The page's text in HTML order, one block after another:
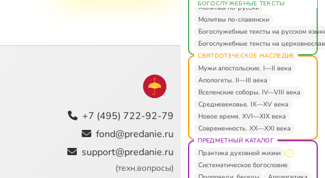
+7 (495) 722-92-79
fond@predanie.ru
support@predanie.ru
(техн.вопросы)
БОГОСЛУЖЕБНЫЕ ТЕКСТЫ
Молитвы по-русски
Молитвы по-славянски
Богослужебные тексты на русском
Богослужебные тексты на
СВЯТООТЕЧЕСКОЕ НАСЛЕДИЕ
Мужи апостольские. I—II века
Апологеты. II—III века
Вселенские соборы. IV—VIII века
Средневековье. IX—XV века
Новое время. XVI—XIX века
Современность. XX—XXI века
ПРЕДМЕТНЫЙ КАТАЛОГ
Практика духовной жизни
Систематическое богословие